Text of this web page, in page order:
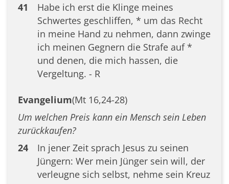
41
Habe ich erst die Klinge meines
Schwertes geschliffen, * um das Recht
in meine Hand zu nehmen, dann zwinge
ich meinen Gegnern die Strafe auf *
und denen, die mich hassen, die
Vergeltung. - R
Evangelium(Mt 16,24-28)
Um welchen Preis kann ein Mensch sein Leben
zurückkaufen?
24
In jener Zeit sprach Jesus zu seinen
Jüngern: Wer mein Jünger sein will, der
verleugne sich selbst, nehme sein Kreuz